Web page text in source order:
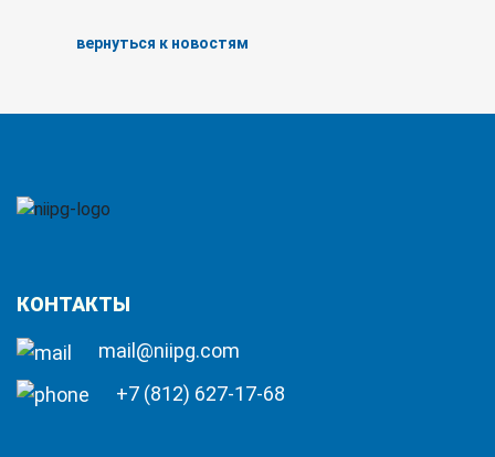
вернуться к новостям
КОНТАКТЫ
mail@niipg.com
+7 (812) 627-17-68